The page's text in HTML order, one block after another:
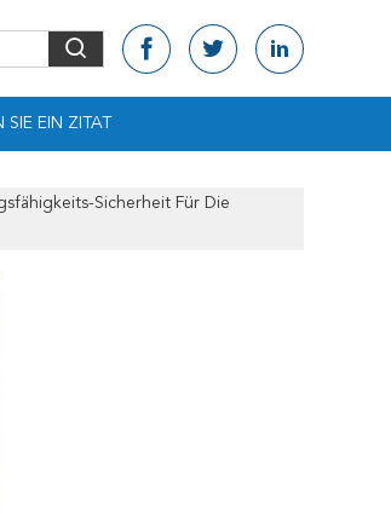
SIE EIN ZITAT
Sicherheit Für Die